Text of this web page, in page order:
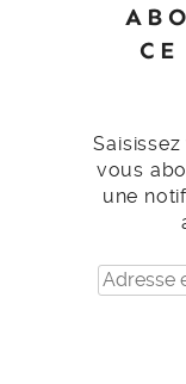
vous
une
Adresse
e-